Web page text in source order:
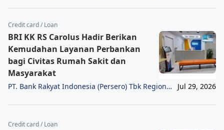
Credit card / Loan
BRI KK RS Carolus Hadir Berikan
Kemudahan Layanan Perbankan
bagi Civitas Rumah Sakit dan
Masyarakat
PT. Bank Rakyat Indonesia (Persero) Tbk Region
Jul 29, 2026
Credit card / Loan